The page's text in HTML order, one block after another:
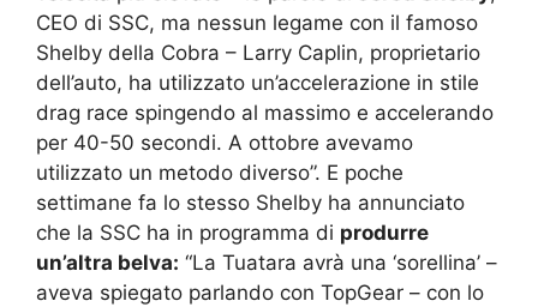
CEO di SSC, ma nessun legame con il famoso
Shelby della Cobra – Larry Caplin, proprietario
dell’auto, ha utilizzato un’accelerazione in stile
drag race spingendo al massimo e accelerando
per 40-50 secondi. A ottobre avevamo
utilizzato un metodo diverso”. E poche
settimane fa lo stesso Shelby ha annunciato
che la SSC ha in programma di produrre
un’altra belva: “La Tuatara avrà una ‘sorellina’ –
aveva spiegato parlando con TopGear – con lo